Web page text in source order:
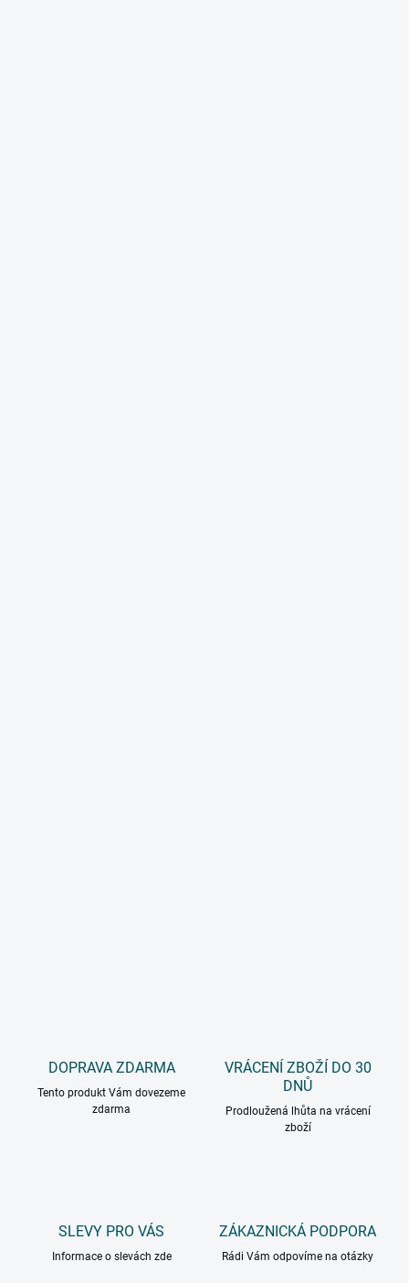
DOPRAVA ZDARMA
Tento produkt Vám dovezeme
zdarma
VRÁCENÍ ZBOŽÍ DO 30
DNŮ
Prodloužená lhůta na vrácení
zboží
SLEVY PRO VÁS
Informace o slevách zde
ZÁKAZNICKÁ PODPORA
Rádi Vám odpovíme na otázky